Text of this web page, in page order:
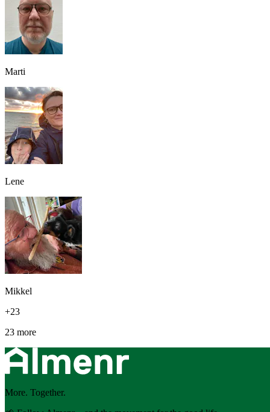
Marti
Lene
Mikkel
+23
23 more
More. Together.